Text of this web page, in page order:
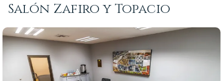
Salón Zafiro y Topacio